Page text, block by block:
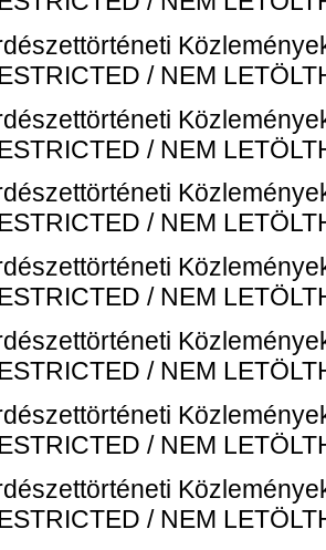
/ NEM
/ NEM
/ NEM
/ NEM
/ NEM
/ NEM
/ NEM